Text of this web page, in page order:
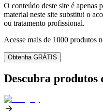
O conteúdo deste site é
material neste site substitui o
ou tratamento profissional.
Acesse mais de 1000 produtos
Obtenha GRÁTIS
Descubra produtos